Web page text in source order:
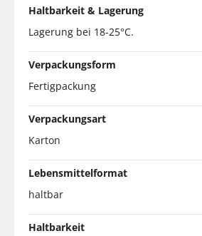
Haltbarkeit & Lagerung
Lagerung bei 18-25°C.
Verpackungsform
Fertigpackung
Verpackungsart
Karton
Lebensmittelformat
haltbar
Haltbarkeit